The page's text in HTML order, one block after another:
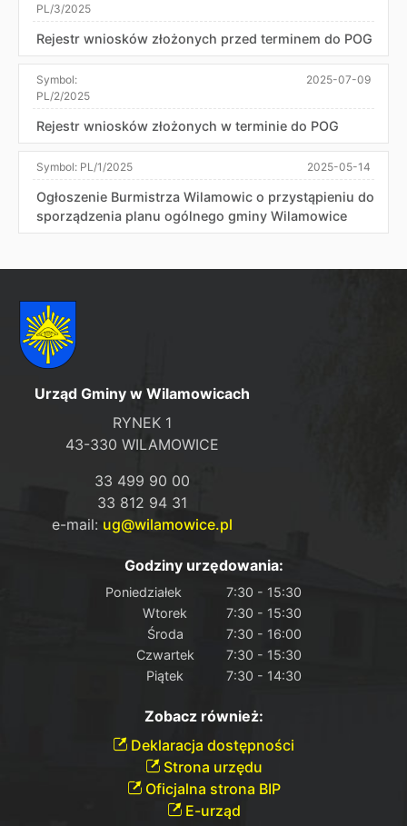
PL/3/2025
Rejestr wniosków złożonych przed terminem do POG
Symbol:
PL/2/2025
2025-07-09
Rejestr wniosków złożonych w terminie do POG
Symbol: PL/1/2025 2025-05-14
Ogłoszenie Burmistrza Wilamowic o przystąpieniu do
sporządzenia planu ogólnego gminy Wilamowice
Urząd Gminy w Wilamowicach
RYNEK 1
43-330 WILAMOWICE
33 499 90 00
33 812 94 31
e-mail: ug@wilamowice.pl
Godziny urzędowania:
Poniedziałek
7:30 - 15:30
Wtorek
7:30 - 15:30
Środa
7:30 - 16:00
Czwartek
7:30 - 15:30
Piątek
7:30 - 14:30
Zobacz również:
Deklaracja dostępności
Strona urzędu
Oficjalna strona BIP
E-urząd